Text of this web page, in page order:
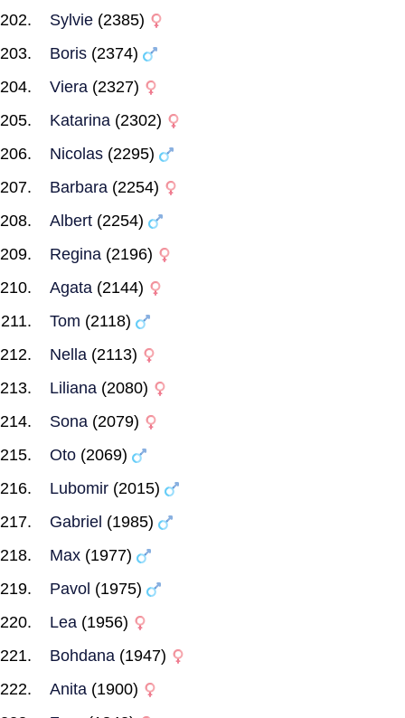
Sylvie (2385)
Boris (2374)
Viera (2327)
Katarina (2302)
Nicolas (2295)
Barbara (2254)
Albert (2254)
Regina (2196)
Agata (2144)
Tom (2118)
Nella (2113)
Liliana (2080)
Sona (2079)
Oto (2069)
Lubomir (2015)
Gabriel (1985)
Max (1977)
Pavol (1975)
Lea (1956)
Bohdana (1947)
Anita (1900)